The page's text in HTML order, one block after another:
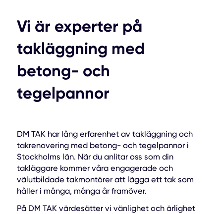
Vi är experter på
takläggning med
betong- och
tegelpannor
DM TAK har lång erfarenhet av takläggning och
takrenovering med betong- och tegelpannor i
Stockholms län. När du anlitar oss som din
takläggare kommer våra engagerade och
välutbildade takmontörer att lägga ett tak som
håller i många, många år framöver.
På DM TAK värdesätter vi vänlighet och ärlighet